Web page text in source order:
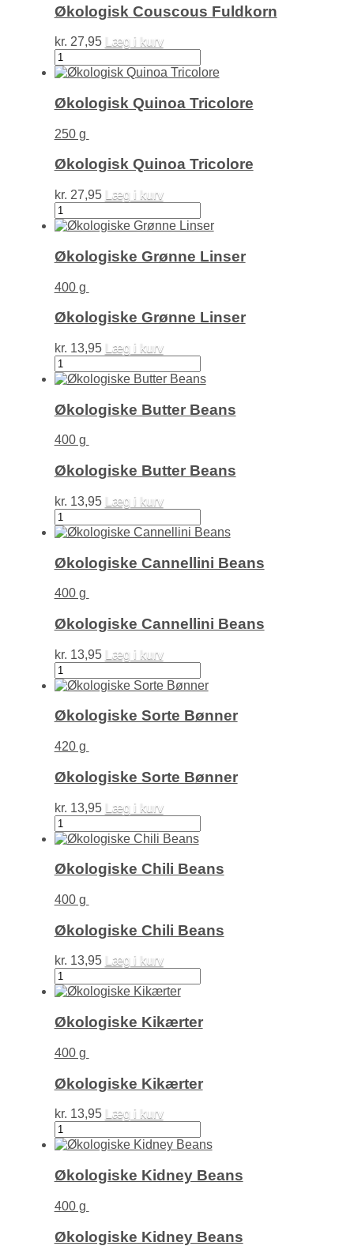
Økologisk Couscous Fuldkorn
kr. 27,95
Læg i kurv
Økologisk
Couscous
Fuldkorn
antal
Økologisk Quinoa Tricolore
250 g
Økologisk Quinoa Tricolore
kr. 27,95
Læg i kurv
Økologisk
Quinoa
Tricolore
antal
Økologiske Grønne Linser
400 g
Økologiske Grønne Linser
kr. 13,95
Læg i kurv
Økologiske
Grønne
antal
Økologiske Butter Beans
400 g
Økologiske Butter Beans
kr. 13,95
Læg i kurv
Økologiske
Butter
antal
Økologiske Cannellini Beans
400 g
Økologiske Cannellini Beans
kr. 13,95
Læg i kurv
Økologiske
Cannellini
antal
Økologiske Sorte Bønner
420 g
Økologiske Sorte Bønner
kr. 13,95
Læg i kurv
Økologiske
Sorte
antal
Økologiske Chili Beans
400 g
Økologiske Chili Beans
kr. 13,95
Læg i kurv
Økologiske
Chili
antal
Økologiske Kikærter
400 g
Økologiske Kikærter
kr. 13,95
Læg i kurv
Økologiske
Kikærter
Økologiske Kidney Beans
400 g
Økologiske Kidney Beans